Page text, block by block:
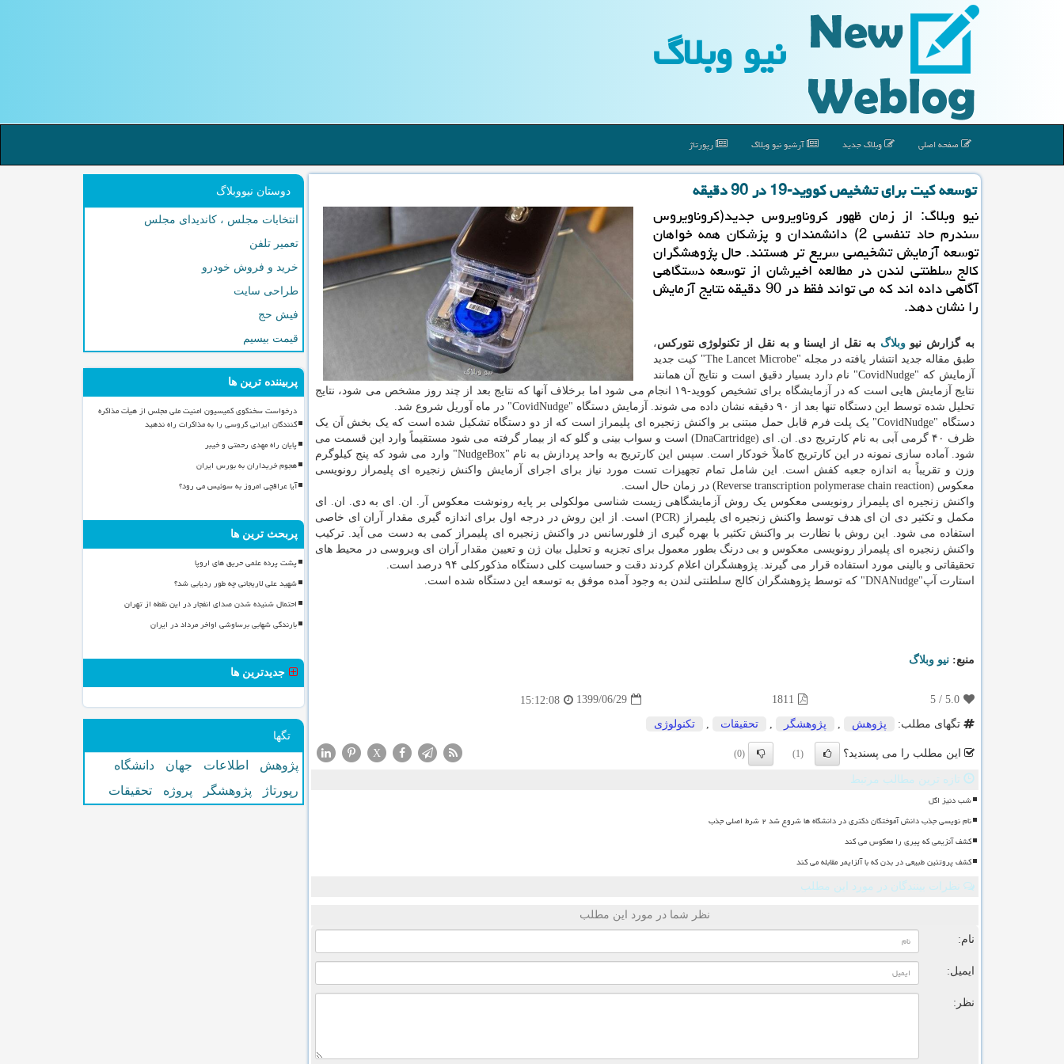
نیو وبلاگ
صفحه اصلی وبلاگ جدید آرشیو نیو وبلاگ رپورتاژ
توسعه كیت برای تشخیص كووید-19 در 90 دقیقه
نیو وبلاگ: از زمان ظهور كروناویروس جدید(كروناویروس
سندرم حاد تنفسی 2) دانشمندان و پزشكان همه خواهان
توسعه آزمایش تشخیصی سریع تر هستند. حال پژوهشگران
كالج سلطنتی لندن در مطالعه اخیرشان از توسعه دستگاهی
آگاهی داده اند كه می تواند فقط در 90 دقیقه نتایج آزمایش
را نشان دهد.
به گزارش نیووبلاگ به نقل از ایسنا و به نقل از تکنولوژی نتورکس،
طبق مقاله جدید انتشار یافته در مجله "The Lancet Microbe" کیت جدید
آزمایش که "CovidNudge" نام دارد بسیار دقیق است و نتایج آن همانند
نتایج آزمایش هایی است که در آزمایشگاه برای تشخیص کووید-۱۹ انجام می شود اما برخلاف آنها که نتایج بعد از چند روز مشخص می شود، نتایج
تحلیل شده توسط این دستگاه تنها بعد از ۹۰ دقیقه نشان داده می شوند. آزمایش دستگاه "CovidNudge" در ماه آوریل شروع شد.
دستگاه "CovidNudge" یک پلت فرم قابل حمل مبتنی بر واکنش زنجیره ای پلیمراز است که از دو دستگاه تشکیل شده است که یک بخش آن یک
ظرف ۴۰ گرمی آبی به نام کارتریج دی. ان. ای (DnaCartridge) است و سواب بینی و گلو که از بیمار گرفته می شود مستقیماً وارد این قسمت می
شود. آماده سازی نمونه در این کارتریج کاملاً خودکار است. سپس این کارتریج به واحد پردازش به نام "NudgeBox" وارد می شود که پنج کیلوگرم
وزن و تقریباً به اندازه جعبه کفش است. این شامل تمام تجهیزات تست مورد نیاز برای اجرای آزمایش واکنش زنجیره ای پلیمراز رونویسی
معکوس (Reverse transcription polymerase chain reaction) در زمان حال است.
واکنش زنجیره ای پلیمراز رونویسی معکوس یک روش آزمایشگاهی زیست شناسی مولکولی بر پایه رونوشت معکوس آر. ان. ای به دی. ان. ای
مکمل و تکثیر دی ان ای هدف توسط واکنش زنجیره ای پلیمراز (PCR) است. از این روش در درجه اول برای اندازه گیری مقدار آران ای خاصی
استفاده می شود. این روش با نظارت بر واکنش تکثیر با بهره گیری از فلورسانس در واکنش زنجیره ای پلیمراز کمی به دست می آید. ترکیب
واکنش زنجیره ای پلیمراز رونویسی معکوس و بی درنگ بطور معمول برای تجزیه و تحلیل بیان ژن و تعیین مقدار آران ای ویروسی در محیط های
تحقیقاتی و بالینی مورد استفاده قرار می گیرند. پژوهشگران اعلام کردند دقت و حساسیت کلی دستگاه مذکورکلی ۹۴ درصد است.
استارت آپ"DNANudge" که توسط پژوهشگران کالج سلطنتی لندن به وجود آمده موفق به توسعه این دستگاه شده است.
منبع: نیو وبلاگ
5.0
/
5
1811
1399/06/29
15:12:08
تگهای مطلب:
پژوهش پژوهشگر تحقیقات تكنولوژی
این مطلب را می پسندید؟ (1)
(0)
X
تازه ترین مطالب مرتبط
شب دنیز اگل
نام نویسی جذب دانش آموختگان دکتری در دانشگاه ها شروع شد ۲ شرط اصلی جذب
کشف آنزیمی که پیری را معکوس می کند
کشف پروتئین طبیعی در بدن که با آلزایمر مقابله می کند
نظرات بینندگان در مورد این مطلب
نظر شما در مورد این مطلب
نام:
ایمیل:
نظر:
دوستان نیووبلاگ
انتخابات مجلس ، کاندیدای مجلس
تعمیر تلفن
خرید و فروش خودرو
طراحی سایت
فیش حج
قیمت بیسیم
پربیننده ترین ها
درخواست سخنگوی کمیسیون امنیت ملی مجلس از هیأت مذاکره
کنندگان ایرانی گروسی را به مذاکرات راه ندهید
پایان راه مهدی رحمتی و خیبر
هجوم خریداران به بورس ایران
آیا عراقچی امروز به سوئیس می رود؟
پربحث ترین ها
پشت پرده علمی حریق های اروپا
شهید علی لاریجانی چه طور ردیابی شد؟
احتمال شنیده شدن صدای انفجار در این نقطه از تهران
بارندگی شهابی برساوشی اواخر مرداد در ایران
جدیدترین ها
تگها
پژوهش اطلاعات جهان
دانشگاه
رپورتاژ
پژوهشگر پروژه تحقیقات